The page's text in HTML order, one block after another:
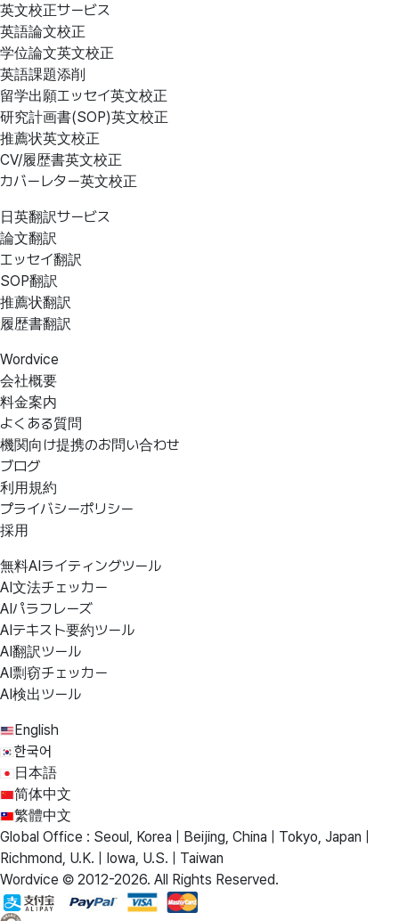
英文校正サービス
英語論文校正
学位論文英文校正
英語課題添削
留学出願エッセイ英文校正
研究計画書(SOP)英文校正
推薦状英文校正
CV/履歴書英文校正
カバーレター英文校正
日英翻訳サービス
論文翻訳
エッセイ翻訳
SOP翻訳
推薦状翻訳
履歴書翻訳
Wordvice
会社概要
料金案内
よくある質問
機関向け提携のお問い合わせ
ブログ
利用規約
プライバシーポリシー
採用
無料AIライティングツール
AI文法チェッカー
AIパラフレーズ
AIテキスト要約ツール
AI翻訳ツール
AI剽窃チェッカー
AI検出ツール
English
한국어
日本語
简体中文
繁體中文
Global Office : Seoul, Korea | Beijing, China | Tokyo, Japan |
Richmond, U.K. | Iowa, U.S. | Taiwan
Wordvice © 2012-2026. All Rights Reserved.